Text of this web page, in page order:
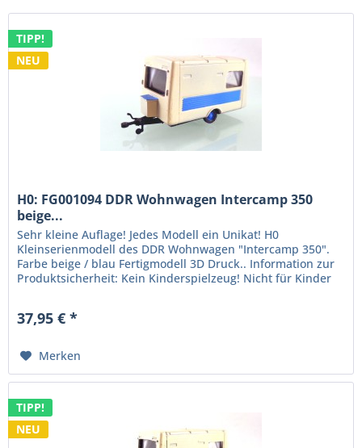
TIPP!
NEU
H0: FG001094 DDR Wohnwagen Intercamp 350
beige...
Sehr kleine Auflage! Jedes Modell ein Unikat! H0
Kleinserienmodell des DDR Wohnwagen "Intercamp 350".
Farbe beige / blau Fertigmodell 3D Druck.. Information zur
Produktsicherheit: Kein Kinderspielzeug! Nicht für Kinder
37,95 € *
Merken
TIPP!
NEU